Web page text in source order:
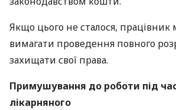
Якщо цього не сталося, працівник
вимагати проведення повного
захищати свої права.
Примушування до роботи під
лікарняного